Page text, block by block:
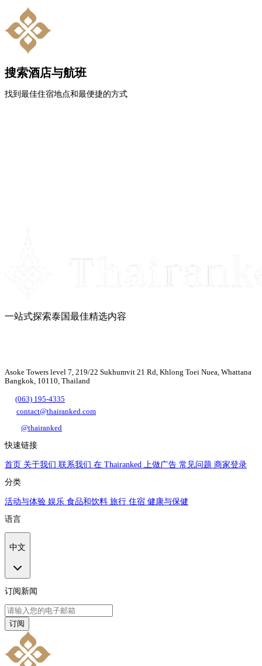
搜索酒店与航班
找到最佳住宿地点和最便捷的方式
一站式探索泰国最佳精选内容
Asoke Towers level 7, 219/22 Sukhumvit 21 Rd, Khlong Toei Nuea, Whattana
Bangkok, 10110, Thailand
(063) 195-4335
contact@thairanked.com
@thairanked
快速链接
首页 关于我们 联系我们 在 Thairanked 上做广告 常见问题 商家登录
分类
活动与体验 娱乐 食品和饮料 旅行 住宿 健康与保健
语言
中文
订阅新闻
订阅